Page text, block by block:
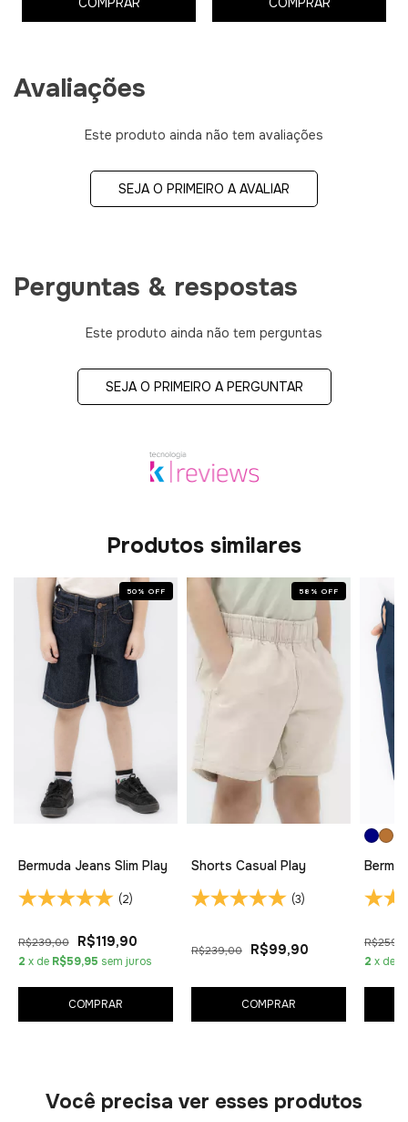
Avaliações
Este produto ainda não tem avaliações
SEJA O PRIMEIRO A AVALIAR
Perguntas & respostas
Este produto ainda não tem perguntas
SEJA O PRIMEIRO A PERGUNTAR
Produtos similares
50 %OFF
Bermuda Jeans Slim Play
(2)
R$239,00 R$119,90
2 x de R$59,95 sem juros
COMPRAR
58 %OFF
Shorts Casual Play
(3)
R$239,00 R$99,90
COMPRAR
2 x de
Você precisa ver esses produtos